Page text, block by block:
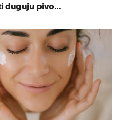
duguju pivo...